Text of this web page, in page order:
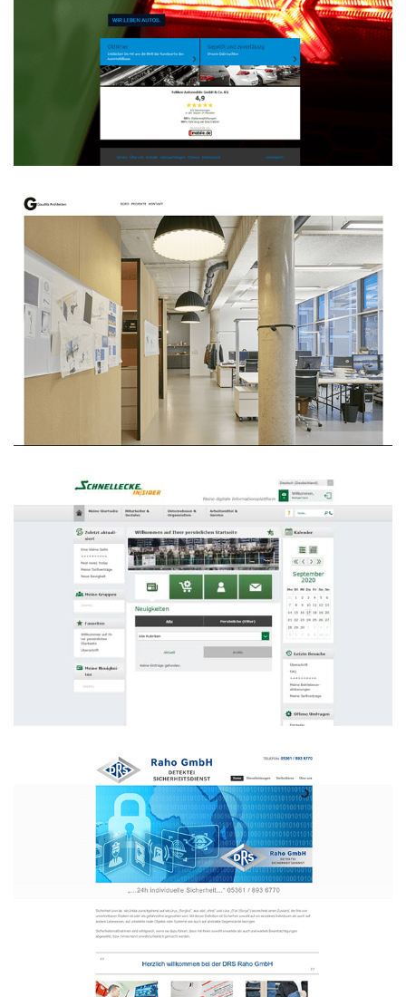
Fekken Automobile
WEBDESIGN
Gaudlitz Architekten GmbH
Schnellecke Group AG & Co. KG
Intranet
WEBDESIGN INTRANET
Sicherheitsdienst DRS Raho GmbH